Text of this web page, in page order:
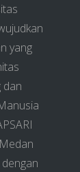
yang
dan